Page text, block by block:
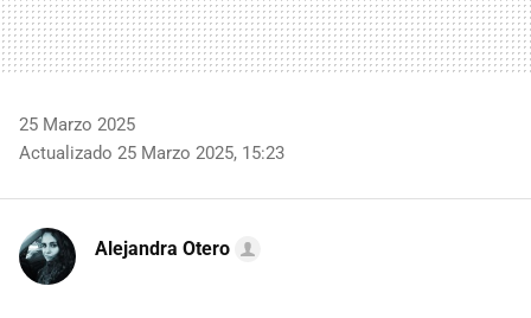
25 Marzo 2025
Actualizado 25 Marzo 2025, 15:23
Alejandra Otero